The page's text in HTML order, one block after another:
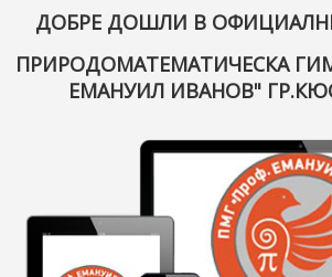
ДОБРЕ ДОШЛИ В
ПРИРОДОМАТЕМАТИЧЕСКА
ЕМАНУИЛ ИВАНОВ"